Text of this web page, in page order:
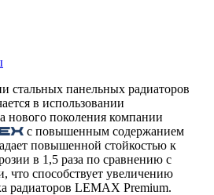
стальных панельных радиаторов
в использовании
нового поколения компании
с повышенным содержанием
повышенной стойкостью к
в 1,5 раза по сравнению с
что способствует увеличению
радиаторов LEMAX Premium.